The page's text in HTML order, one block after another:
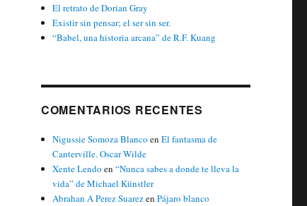
El retrato de Dorian Gray
Existir sin pensar; el ser sin ser.
“Babel, una historia arcana” de R.F. Kuang
COMENTARIOS RECENTES
Nigussie Somoza Blanco enEl fantasma de
Canterville. Oscar Wilde
Xente Lendo en“Nunca sabes a donde te lleva la
vida” de Michael Künstler
Abrahan A Perez SuarezenPájaro blanco